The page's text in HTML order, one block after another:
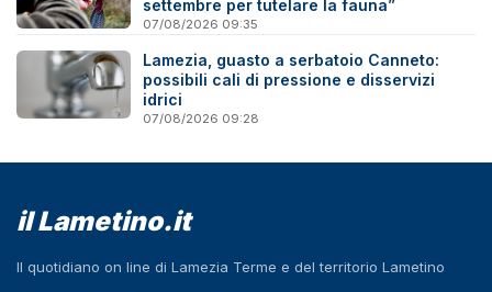
settembre per tutelare la fauna”
07/08/2026 09:35
Lamezia, guasto a serbatoio Canneto:
possibili cali di pressione e disservizi
idrici
07/08/2026 09:28
il Lametino.it
Il quotidiano on line di Lamezia Terme e del territorio Lametino